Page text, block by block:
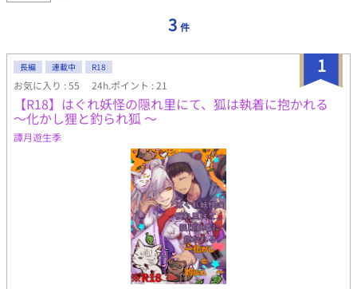
3 件
1
長編 連載中 R18
お気に入り : 55 24h.ポイント : 21
【R18】はぐれ妖怪の隠れ里にて、狐は執着に抱かれる
～化かし狸と釣られ狐 ～
譚月遊生季